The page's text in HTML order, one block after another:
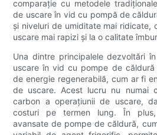
comparație cu metodele
de uscare în vid cu pompă de
și niveluri de umiditate mai ridicate,
uscare mai rapizi și la o calitate
Una dintre principalele dezvoltări
uscare în vid cu pompe de căldură
de energie regenerabilă, cum ar fi
de uscare. Acest lucru nu numai
carbon a operațiunii de uscare,
costuri pe termen lung. În plus,
avansate de pompe de căldură,